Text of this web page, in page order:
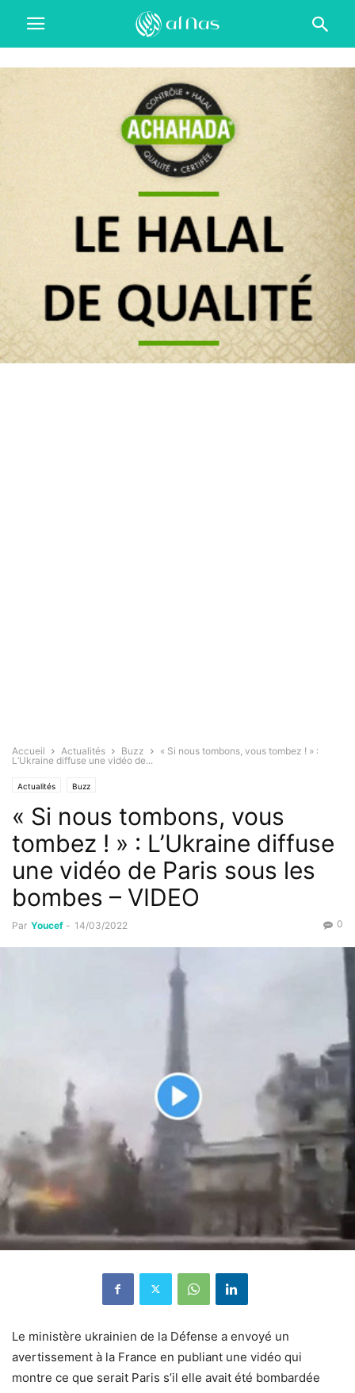
Accueil Actualités Buzz
« Si nous tombons, vous tombez ! » :
L’Ukraine diffuse une vidéo de...
Actualités Buzz
« Si nous tombons, vous
tombez ! » : L’Ukraine diffuse
une vidéo de Paris sous les
bombes – VIDEO
Par Youcef - 14/03/2022 0
Le ministère ukrainien de la Défense a envoyé un
avertissement à la France en publiant une vidéo qui
montre ce que serait Paris s’il elle avait été bombardée